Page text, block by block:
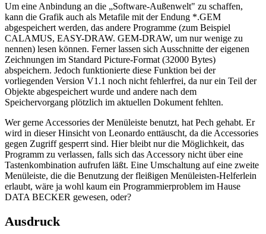
Um eine Anbindung an die „Software-Außenwelt" zu schaffen,
kann die Grafik auch als Metafile mit der Endung *.GEM
abgespeichert werden, das andere Programme (zum Beispiel
CALAMUS, EASY-DRAW. GEM-DRAW, um nur wenige zu
nennen) lesen können. Ferner lassen sich Ausschnitte der eigenen
Zeichnungen im Standard Picture-Format (32000 Bytes)
abspeichern. Jedoch funktionierte diese Funktion bei der
vorliegenden Version V1.1 noch nicht fehlerfrei, da nur ein Teil der
Objekte abgespeichert wurde und andere nach dem
Speichervorgang plötzlich im aktuellen Dokument fehlten.
Wer gerne Accessories der Menüleiste benutzt, hat Pech gehabt. Er
wird in dieser Hinsicht von Leonardo enttäuscht, da die Accessories
gegen Zugriff gesperrt sind. Hier bleibt nur die Möglichkeit, das
Programm zu verlassen, falls sich das Accessory nicht über eine
Tastenkombination aufrufen läßt. Eine Umschaltung auf eine zweite
Menüleiste, die die Benutzung der fleißigen Menüleisten-Helferlein
erlaubt, wäre ja wohl kaum ein Programmierproblem im Hause
DATA BECKER gewesen, oder?
Ausdruck